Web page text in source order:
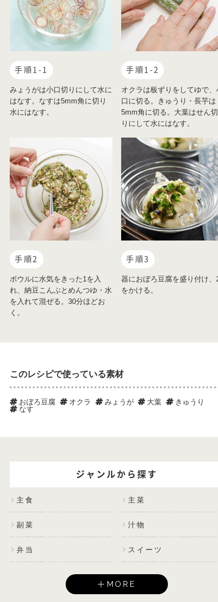
手順1-1
みょうがは小口切りにして水に
はなす。なすは5mm角に切り
水にはなす。
手順1-2
オクラは板ずりをしてゆで、
口に切る。きゅうり・長芋は
5mm角に切る。大葉はせん切
りにして水にはなす。
手順2
ボウルに水気をきった1を入
れ、納豆こんぶとめんつゆ・水
を入れて混ぜる。30分ほどお
く。
手順3
器におぼろ豆腐を盛り付け、
をかける。
このレシピで使っている素材
おぼろ豆腐 オクラ みょうが 大葉
きゅうり
なす
ジャンルから探す
主食 主菜
副菜 汁物
弁当 スイーツ
MORE